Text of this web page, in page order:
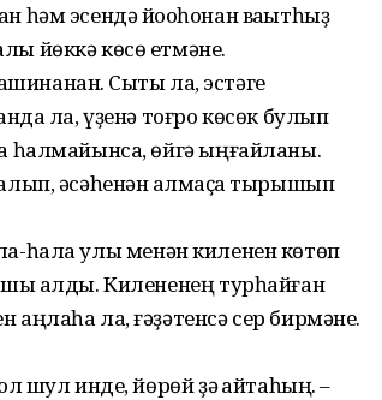
һәм эсендә йоҡоһонан ваҡытһыҙ
йөккә көсө етмәне.
Сыҡты ла, эстәге
ла, үҙенә тоғро көсөк булып
һалмайынса, өйгә ыңғайланы.
әсәһенән ҡалмаҫҡа тырышып
һала улы менән киленен көтөп
алды. Килененең турһайған
аңлаһа ла, ғәҙәтенсә сер бир­мәне.
шул инде, йөрөй ҙә ҡайтаһың. –